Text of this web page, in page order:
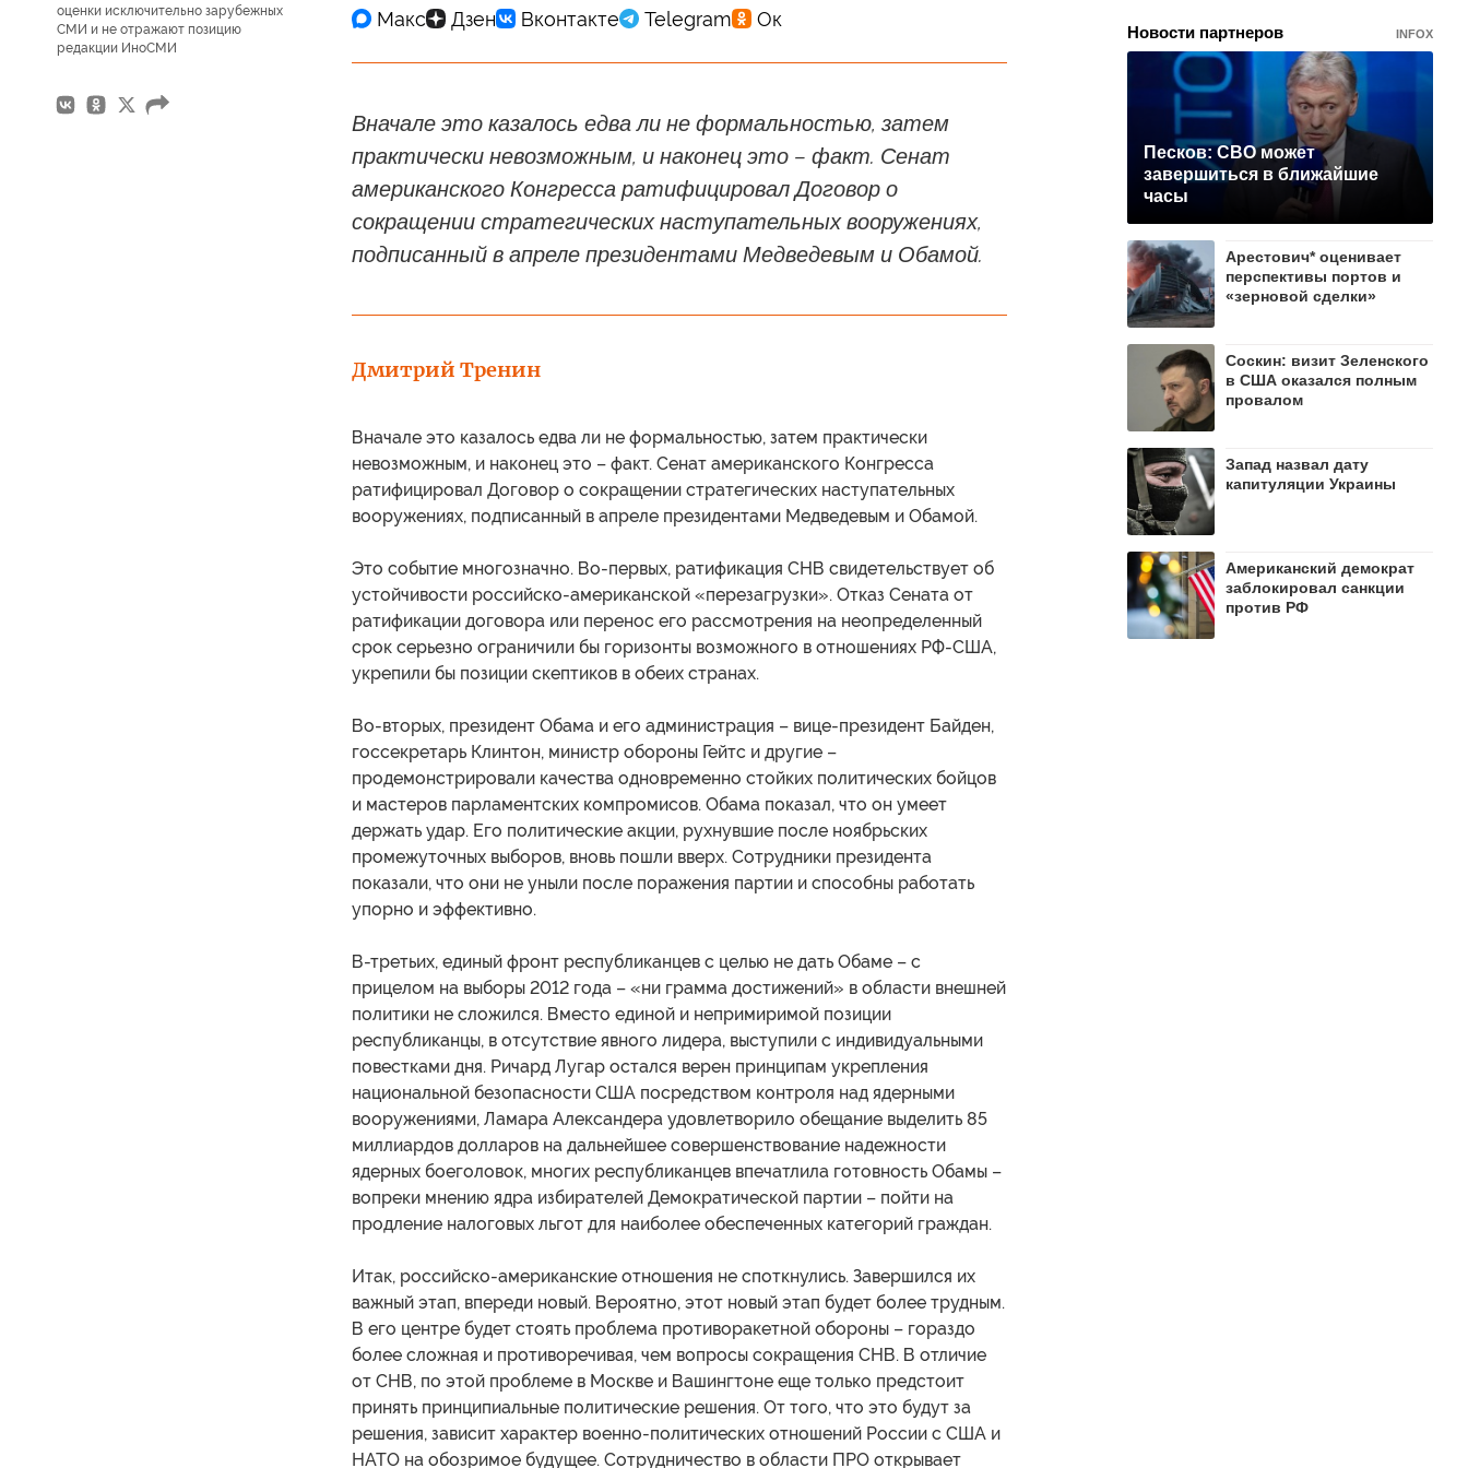
оценки исключительно зарубежных
СМИ и не отражают позицию
редакции ИноСМИ
Вначале это казалось едва ли не формальностью, затем
практически невозможным, и наконец это – факт. Сенат
американского Конгресса ратифицировал Договор о
сокращении стратегических наступательных вооружениях,
подписанный в апреле президентами Медведевым и Обамой.
Дмитрий Тренин
Вначале это казалось едва ли не формальностью, затем практически
невозможным, и наконец это – факт. Сенат американского Конгресса
ратифицировал Договор о сокращении стратегических наступательных
вооружениях, подписанный в апреле президентами Медведевым и Обамой.
Это событие многозначно. Во-первых, ратификация СНВ свидетельствует об
устойчивости российско-американской «перезагрузки». Отказ Сената от
ратификации договора или перенос его рассмотрения на неопределенный
срок серьезно ограничили бы горизонты возможного в отношениях РФ-США,
укрепили бы позиции скептиков в обеих странах.
Во-вторых, президент Обама и его администрация – вице-президент Байден,
госсекретарь Клинтон, министр обороны Гейтс и другие –
продемонстрировали качества одновременно стойких политических бойцов
и мастеров парламентских компромисов. Обама показал, что он умеет
держать удар. Его политические акции, рухнувшие после ноябрьских
промежуточных выборов, вновь пошли вверх. Сотрудники президента
показали, что они не уныли после поражения партии и способны работать
упорно и эффективно.
В-третьих, единый фронт республиканцев с целью не дать Обаме – с
прицелом на выборы 2012 года – «ни грамма достижений» в области внешней
политики не сложился. Вместо единой и непримиримой позиции
республиканцы, в отсутствие явного лидера, выступили с индивидуальными
повестками дня. Ричард Лугар остался верен принципам укрепления
национальной безопасности США посредством контроля над ядерными
вооружениями, Ламара Александера удовлетворило обещание выделить 85
миллиардов долларов на дальнейшее совершенствование надежности
ядерных боеголовок, многих республиканцев впечатлила готовность Обамы –
вопреки мнению ядра избирателей Демократической партии – пойти на
продление налоговых льгот для наиболее обеспеченных категорий граждан.
Итак, российско-американские отношения не споткнулись. Завершился их
важный этап, впереди новый. Вероятно, этот новый этап будет более трудным.
В его центре будет стоять проблема противоракетной обороны – гораздо
более сложная и противоречивая, чем вопросы сокращения СНВ. В отличие
от СНВ, по этой проблеме в Москве и Вашингтоне еще только предстоит
принять принципиальные политические решения. От того, что это будут за
решения, зависит характер военно-политических отношений России с США и
НАТО на обозримое будущее. Сотрудничество в области ПРО открывает
Новости партнеров INFOX
Песков: СВО может
завершиться в ближайшие
часы
Арестович* оценивает
перспективы портов и
«зерновой сделки»
Соскин: визит Зеленского
в США оказался полным
провалом
Запад назвал дату
капитуляции Украины
Американский демократ
заблокировал санкции
против РФ